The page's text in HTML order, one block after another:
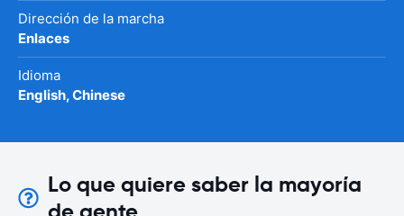
Dirección de la marcha
Enlaces
Idioma
English, Chinese
Lo que quiere saber la mayoría